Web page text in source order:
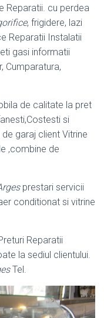
Reparatii. cu perdea
, frigidere, lazi
Reparatii Instalatii
gasi informatii
Cumparatura,
de calitate la pret
si
garaj client Vitrine
,combine de
prestari servicii
conditionat si vitrine
Reparatii
la sediul clientului.
Tel.